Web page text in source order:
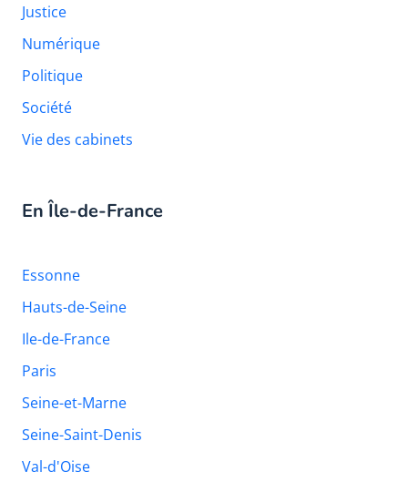
Justice
Numérique
Politique
Société
Vie des cabinets
En Île-de-France
Essonne
Hauts-de-Seine
Ile-de-France
Paris
Seine-et-Marne
Seine-Saint-Denis
Val-d'Oise